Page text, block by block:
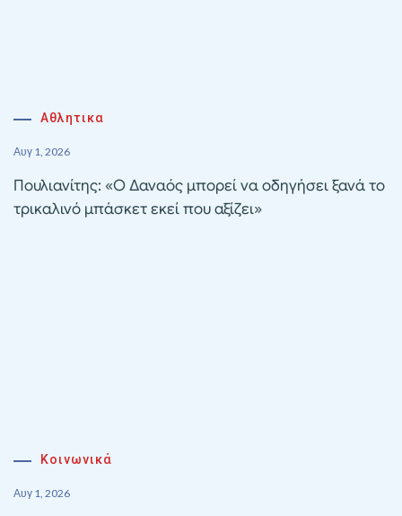
Αθλητικα
Αυγ 1, 2026
Πουλιανίτης: «Ο Δαναός μπορεί να οδηγήσει ξανά το
τρικαλινό μπάσκετ εκεί που αξίζει»
Κοινωνικά
Αυγ 1, 2026